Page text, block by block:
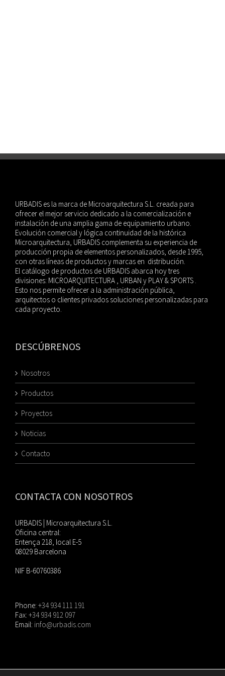
URBADIS es la marca de Microarquitectura S.L. creada para
ofrecer el mejor servicio dedicado a la comercialización e
instalación de una amplia gama de equipamiento urbano.
Evolución comercial y lógica continuidad de la histórica
Microarquitectura, URBADIS complementa su experiencia de
producción propia de elementos personalizados, desde 1995,
con otras líneas de productos y marcas en distribución.
El catálogo de productos de URBADIS abarca hoy tres
divisiones: MICROARQUITECTURA , URBAN y PLAY & SPORTS .
Esto nos permite ofrecer a la administración pública,
arquitectos o clientes privados soluciones personalizadas para
cada proyecto.
DESCÚBRENOS
Nosotros
Productos
Proyectos
Noticias
Contacto
CONTACTA CON NOSOTROS
URBADIS | Microarquitectura S.L.
Oficina central:
Entença 218, local E-5
08029 Barcelona
NIF B-60760386
Phone: +34 934 111 191
Fax: +34 934 912 097
Email: info@urbadis.com